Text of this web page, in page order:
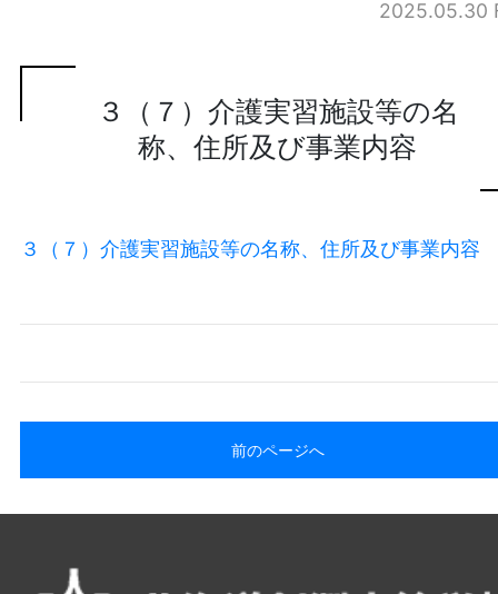
2025.05.30
３（７）介護実習施設等の名
称、住所及び事業内容
３（７）介護実習施設等の名称、住所及び事業内容
前のページへ